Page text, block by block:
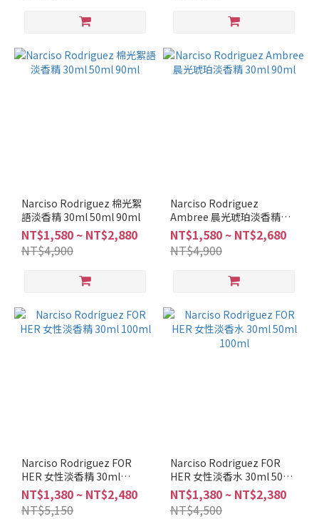
Narciso Rodriguez 棉光絮
語淡香精 30ml 50ml 90ml
NT$1,580 ~ NT$2,880
NT$4,900
Narciso Rodriguez
Ambree 晨光琥珀淡香精
30ml 90ml
NT$1,580 ~ NT$2,680
NT$4,900
Narciso Rodriguez FOR
HER 女性淡香精 30ml
100ml
NT$1,380 ~ NT$2,480
NT$5,150
Narciso Rodriguez FOR
HER 女性淡香水 30ml 50ml
100ml
NT$1,380 ~ NT$2,380
NT$4,500